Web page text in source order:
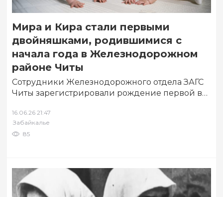
Мира и Кира стали первыми
двойняшками, родившимися с
начала года в Железнодорожном
районе Читы
Сотрудники Железнодорожного отдела ЗАГС
Читы зарегистрировали рождение первой в
Светланы родились две…
16.06.26 21:47
Забайкалье
85